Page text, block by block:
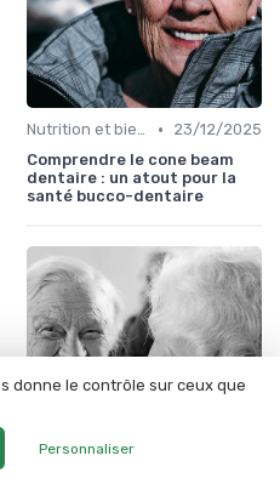
Nutrition et bien-être •
23/12/2025
Comprendre le cone beam
dentaire : un atout pour la
santé bucco-dentaire
donne le contrôle sur ceux que
Personnaliser